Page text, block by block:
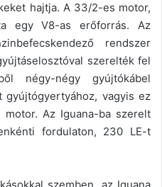
hajtja. A 33/2-es motor,
egy V8-as erőforrás. Az
rendszer
szerelték fel
négy-négy gyújtókábel
vagyis ez
motor. Az Iguana-ba szerelt
fordulaton, 230 LE-t